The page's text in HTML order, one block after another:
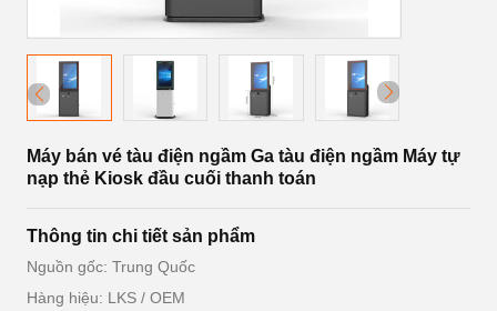
Máy bán vé tàu điện ngầm Ga tàu điện ngầm Máy tự
nạp thẻ Kiosk đầu cuối thanh toán
Thông tin chi tiết sản phẩm
Nguồn gốc: Trung Quốc
Hàng hiệu: LKS / OEM